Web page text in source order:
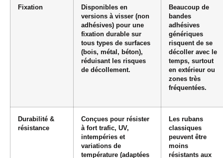
Fixation
Disponibles en
versions à visser (non
adhésives) pour une
fixation durable sur
tous types de surfaces
(bois, métal, béton),
réduisant les risques
de décollement.
Beaucoup de
bandes
adhésives
génériques
risquent de se
décoller avec le
temps, surtout
en extérieur ou
zones très
fréquentées.
Durabilité &
résistance
Conçues pour résister
à fort trafic, UV,
intempéries et
variations de
température (adaptées
Les rubans
classiques
peuvent être
moins
résistants aux